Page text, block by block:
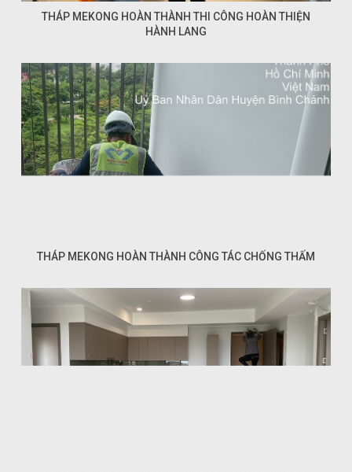
THÁP MEKONG HOÀN THÀNH THI CÔNG HOÀN THIỆN
HÀNH LANG
THÁP MEKONG HOÀN THÀNH CÔNG TÁC CHỐNG THẤM